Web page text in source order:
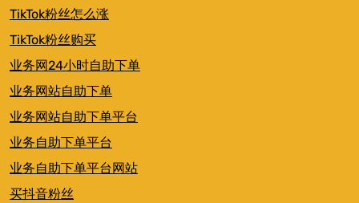
TikTok粉丝怎么涨
TikTok粉丝购买
业务网24小时自助下单
业务网站自助下单
业务网站自助下单平台
业务自助下单平台
业务自助下单平台网站
买抖音粉丝